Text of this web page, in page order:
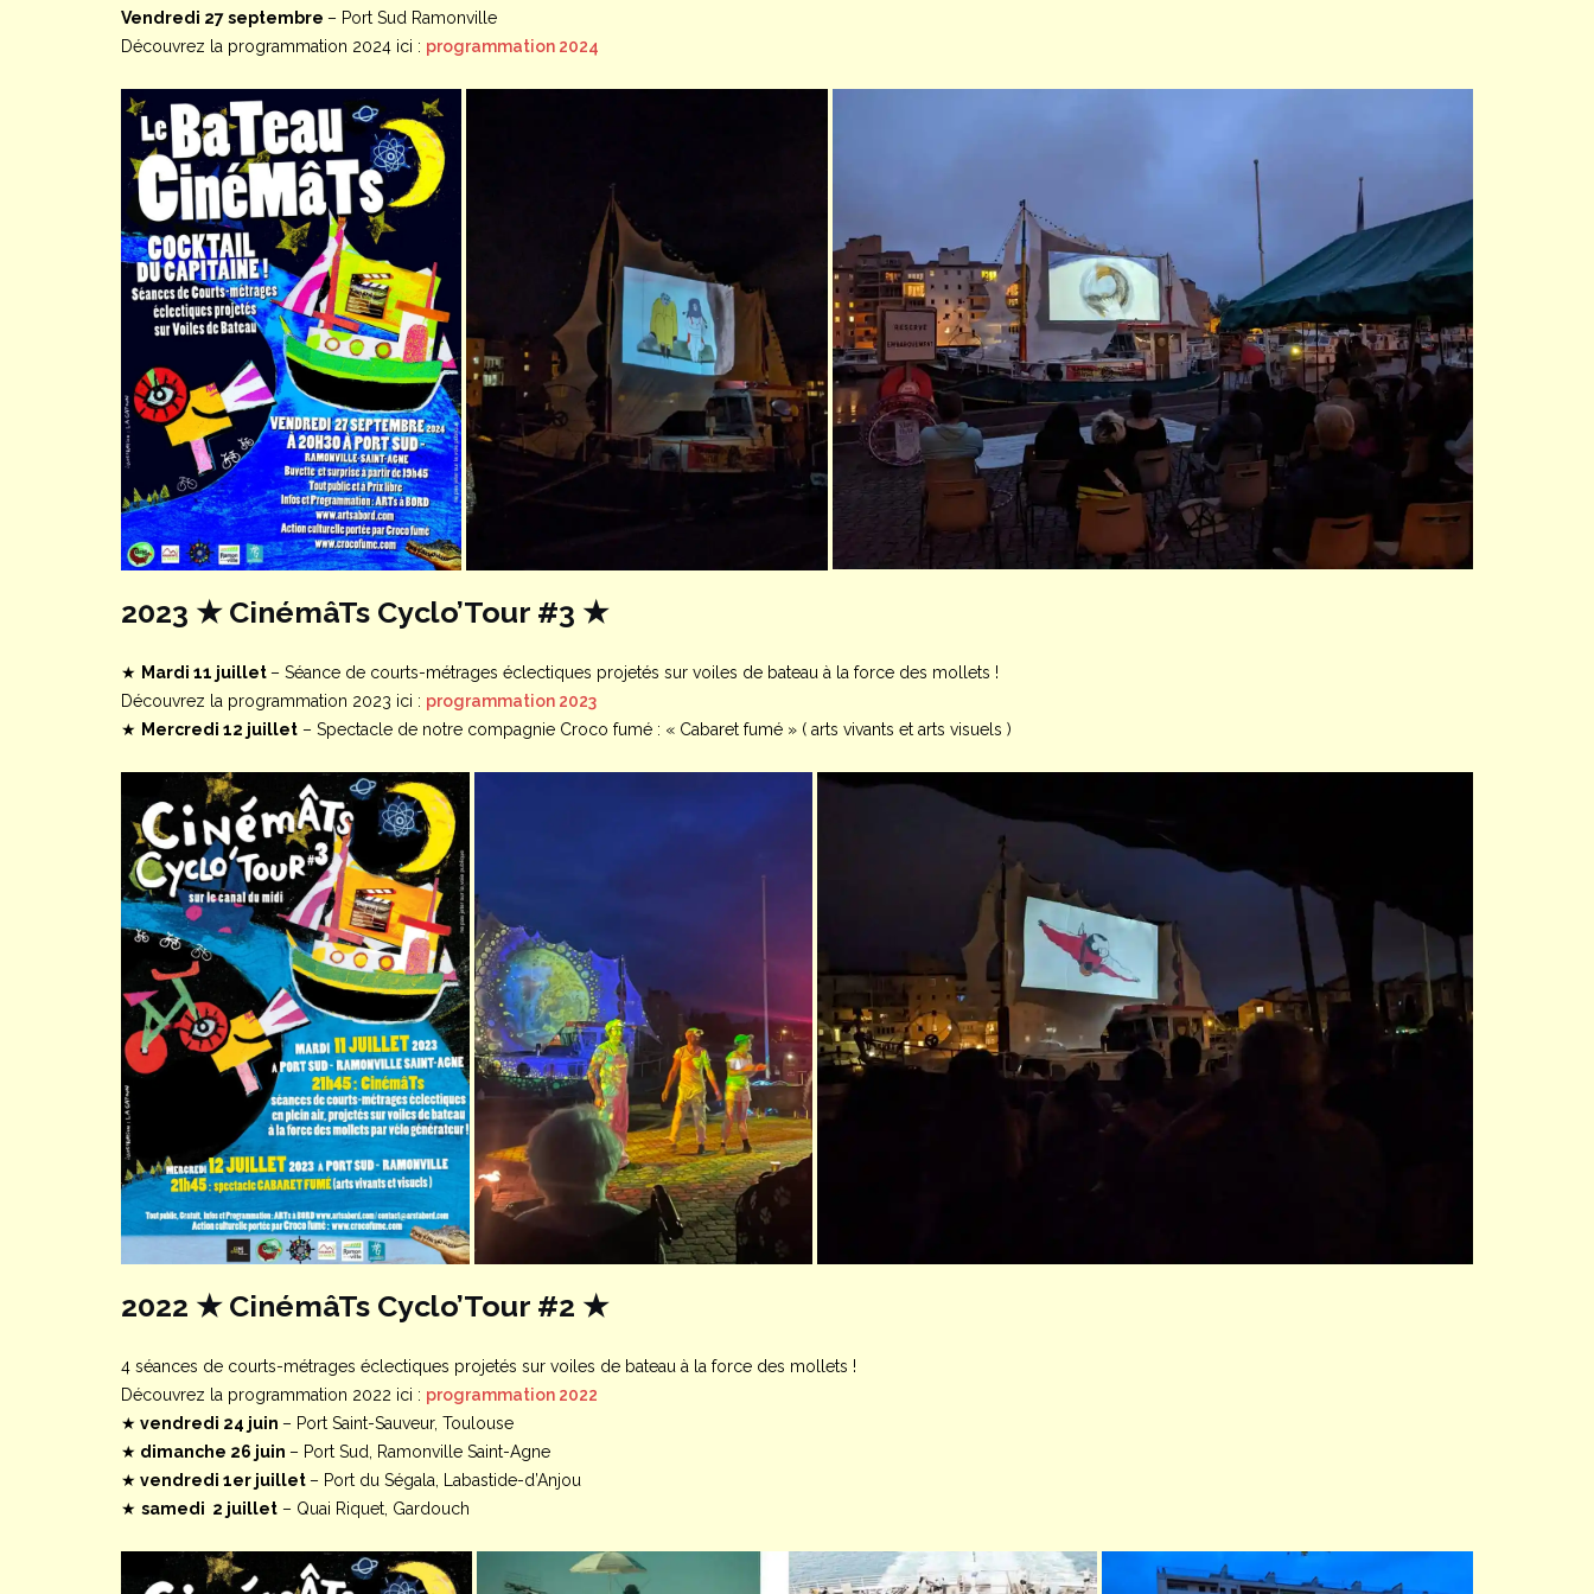
Vendredi 27 septembre – Port Sud Ramonville
Découvrez la programmation 2024 ici : programmation 2024
2023 ★ CinémâTs Cyclo’Tour #3 ★
★ Mardi 11 juillet – Séance de courts-métrages éclectiques projetés sur voiles de bateau à la force des mollets !
Découvrez la programmation 2023 ici : programmation 2023
★ Mercredi 12 juillet – Spectacle de notre compagnie Croco fumé : « Cabaret fumé » ( arts vivants et arts visuels )
2022 ★ CinémâTs Cyclo’Tour #2 ★
4 séances de courts-métrages éclectiques projetés sur voiles de bateau à la force des mollets !
Découvrez la programmation 2022 ici : programmation 2022
★ vendredi 24 juin – Port Saint-Sauveur, Toulouse
★ dimanche 26 juin – Port Sud, Ramonville Saint-Agne
★ vendredi 1er juillet – Port du Ségala, Labastide-d’Anjou
★ samedi 2 juillet – Quai Riquet, Gardouch